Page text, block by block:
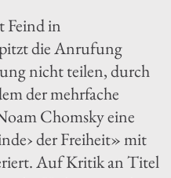
Feind in
die Anrufung
nicht teilen, durch
der mehrfache
Chomsky eine
der Freiheit» mit
Auf Kritik an Titel